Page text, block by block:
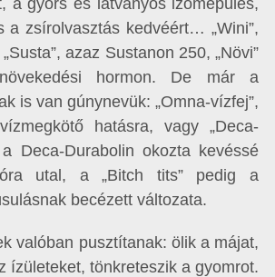
a gyors és látványos izomépülés,
a zsírolvasztás kedvéért… „Wini”,
azaz Sustanon 250, „Növi”
hormon. De már a
is van gúnynevük: „Omna-vízfej”,
hatásra, vagy „Deca-
Deca-Durabolin okozta kevéssé
utal, a „Bitch tits” pedig a
becézett változata.
valóban pusztítanak: ölik a májat,
ízületeket, tönkreteszik a gyomrot.